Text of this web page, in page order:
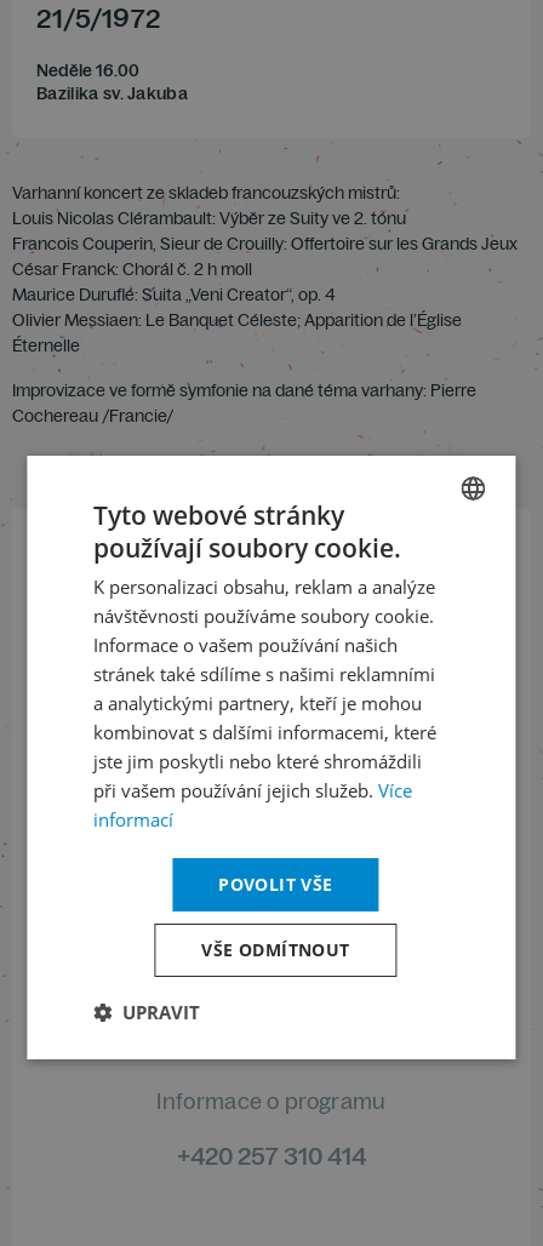
21/5/1972
Neděle 16.00
Bazilika sv. Jakuba
Varhanní koncert ze skladeb francouzských mistrů:
Louis Nicolas Clérambault: Výběr ze Suity ve 2. tónu
Francois Couperin, Sieur de Crouilly: Offertoire sur les Grands Jeux
César Franck: Chorál č. 2 h moll
Maurice Duruflé: Suita „Veni Creator“, op. 4
Olivier Messiaen: Le Banquet Céleste; Apparition de l’Église
Éternelle
Improvizace ve formě symfonie na dané téma varhany: Pierre
Cochereau /Francie/
Přihlaste se k našemu newsletteru
a buďte jako první v obraze
ODEBÍRAT NEWSLETTER
Sledujte nás na sociálních sítích
Informace o stavu objednávek
+420 461 049 232
Informace o programu
+420 257 310 414
ENGLISH
Tyto webové stránky
používají soubory cookie.
K personalizaci obsahu, reklam a analýze
návštěvnosti používáme soubory cookie.
Informace o vašem používání našich
stránek také sdílíme s našimi reklamními
a analytickými partnery, kteří je mohou
kombinovat s dalšími informacemi, které
jste jim poskytli nebo které shromáždili
při vašem používání jejich služeb. Více
informací
POVOLIT VŠE
VŠE ODMÍTNOUT
UPRAVIT